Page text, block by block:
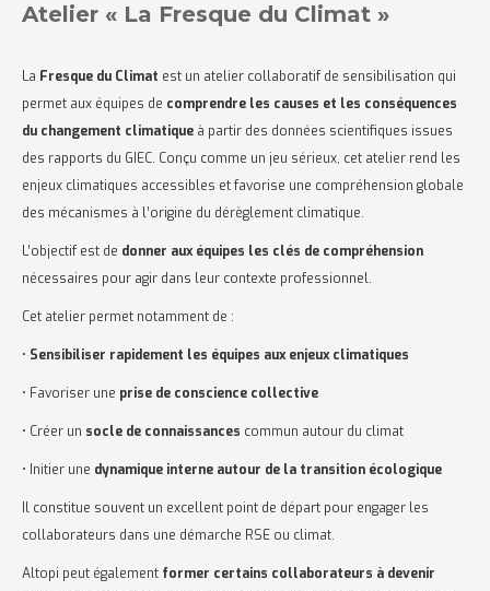
Atelier « La Fresque du Climat »
La Fresque du Climat est un atelier collaboratif de sensibilisation qui
permet aux équipes de comprendre les causes et les conséquences
du changement climatique à partir des données scientifiques issues
des rapports du GIEC. Conçu comme un jeu sérieux, cet atelier rend les
enjeux climatiques accessibles et favorise une compréhension globale
des mécanismes à l’origine du dérèglement climatique.
L’objectif est de donner aux équipes les clés de compréhension
nécessaires pour agir dans leur contexte professionnel.
Cet atelier permet notamment de :
• Sensibiliser rapidement les équipes aux enjeux climatiques
• Favoriser une prise de conscience collective
• Créer un socle de connaissances commun autour du climat
• Initier une dynamique interne autour de la transition écologique
Il constitue souvent un excellent point de départ pour engager les
collaborateurs dans une démarche RSE ou climat.
Altopi peut également former certains collaborateurs à devenir